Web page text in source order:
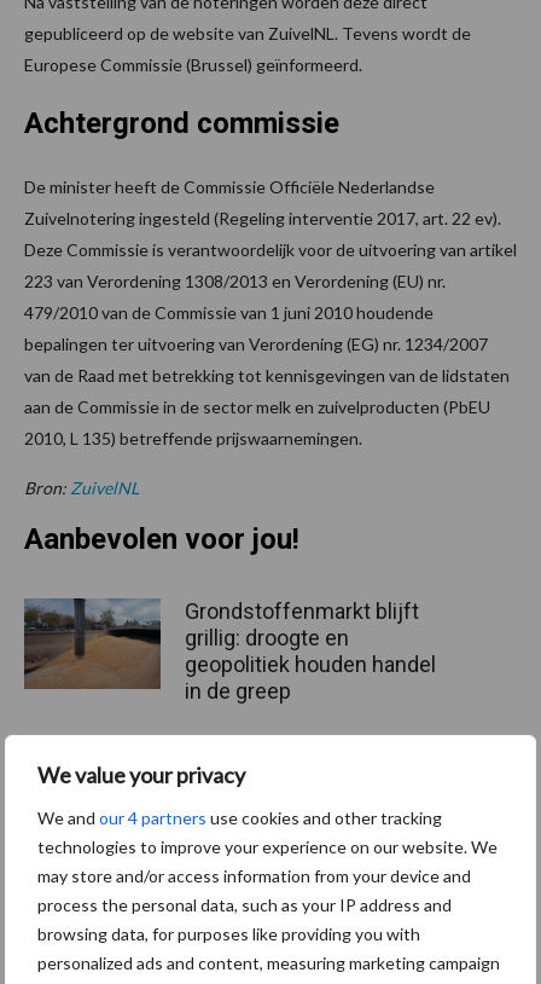
We value your privacy
We and our 4 partners use cookies and other tracking
technologies to improve your experience on our website. We
may store and/or access information from your device and
process the personal data, such as your IP address and
browsing data, for purposes like providing you with
personalized ads and content, measuring marketing campaign
gepubliceerd op de website van ZuivelNL. Tevens wordt de
Europese Commissie (Brussel) geïnformeerd.
Achtergrond commissie
De minister heeft de Commissie Officiële Nederlandse
Zuivelnotering ingesteld (Regeling interventie 2017, art. 22 ev).
Deze Commissie is verantwoordelijk voor de uitvoering van artikel
223 van Verordening 1308/2013 en Verordening (EU) nr.
479/2010 van de Commissie van 1 juni 2010 houdende
bepalingen ter uitvoering van Verordening (EG) nr. 1234/2007
van de Raad met betrekking tot kennisgevingen van de lidstaten
aan de Commissie in de sector melk en zuivelproducten (PbEU
2010, L 135) betreffende prijswaarnemingen.
Bron: ZuivelNL
Aanbevolen voor jou!
Grondstoffenmarkt blijft
grillig: droogte en
geopolitiek houden handel
in de greep
De speenhuid: een vaak
voor mastitis
ForFarmers ziet volume en
marktaandeel groeien in